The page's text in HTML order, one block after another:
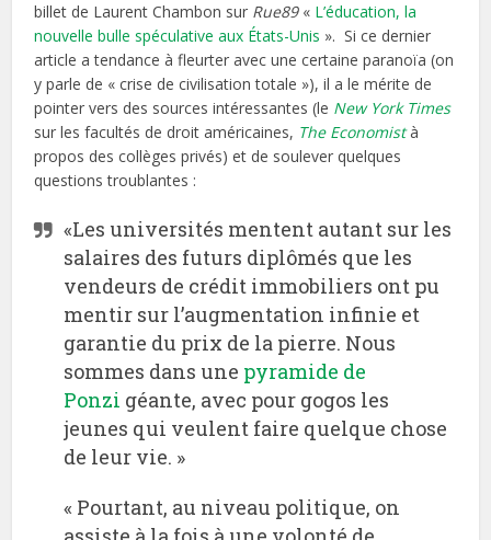
billet de Laurent Chambon sur Rue89« L’éducation, la
nouvelle bulle spéculative aux États-Unis ». Si ce dernier
article a tendance à fleurter avec une certaine paranoïa (on
y parle de « crise de civilisation totale »), il a le mérite de
pointer vers des sources intéressantes (le New York Times
sur les facultés de droit américaines, The Economistà
propos des collèges privés) et de soulever quelques
questions troublantes :
«Les universités mentent autant sur les
salaires des futurs diplômés que les
vendeurs de crédit immobiliers ont pu
mentir sur l’augmentation infinie et
garantie du prix de la pierre. Nous
sommes dans une pyramide de
Ponzi géante, avec pour gogos les
jeunes qui veulent faire quelque chose
de leur vie. »
« Pourtant, au niveau politique, on